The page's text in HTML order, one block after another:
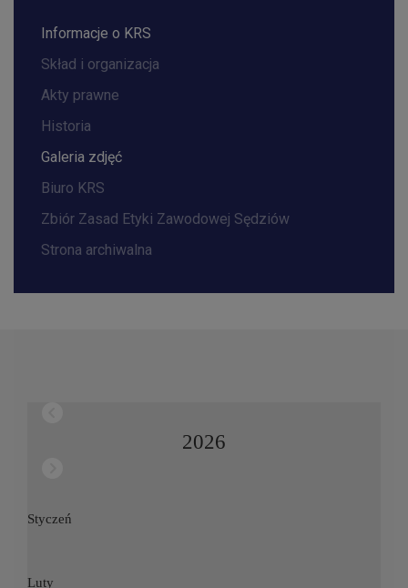
Informacje o KRS
Skład i organizacja
Akty prawne
Historia
Galeria zdjęć
Biuro KRS
Zbiór Zasad Etyki Zawodowej Sędziów
Strona archiwalna
2026
Styczeń
Luty